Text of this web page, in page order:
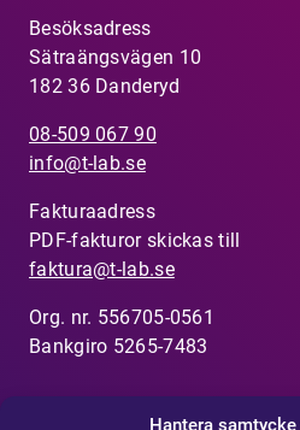
Hantera
Besöksadress
Sätraängsvägen 10
182 36 Danderyd
08-509 067 90
info@t-lab.se
Fakturaadress
PDF-fakturor skickas till
faktura@t-lab.se
Org. nr. 556705-0561
Bankgiro 5265-7483